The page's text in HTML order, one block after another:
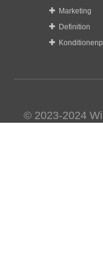
Marketing
Definition
© 2023-2024